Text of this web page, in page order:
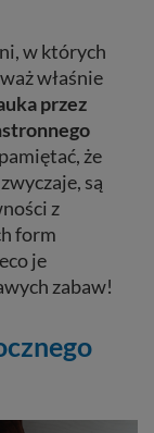
w których
właśnie
przez
że
są
z
form
je
zabaw!